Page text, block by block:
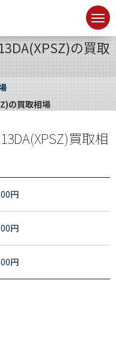
の買取
の買取相場
買取相
円
円
円